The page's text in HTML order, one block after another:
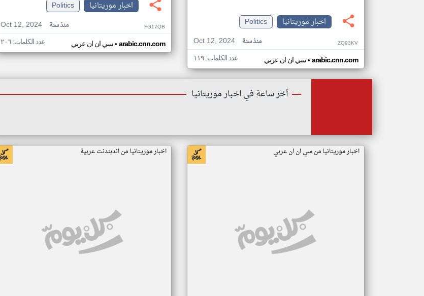
اخبار موريتانيا
Politics
Oct 12, 2024
منذ سنة ZQ93KV
سي ان ان عربي• arabic.cnn.com عدد الكلمات: ١١٩
اخبار موريتانيا
Politics
Oct 12, 2024
منذ سنة FG17QB
سي ان ان عربي• arabic.cnn.com عدد الكلمات: ٢٠٦
أخر ساعة في اخبار موريتانيا
اخبار موريتانيا من سي ان ان عربي اخبار موريتانيا من اندبندنت عربية